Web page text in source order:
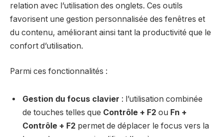
relation avec l’utilisation des onglets. Ces outils
favorisent une gestion personnalisée des fenêtres et
du contenu, améliorant ainsi tant la productivité que le
confort d’utilisation.
Parmi ces fonctionnalités :
Gestion du focus clavier : l’utilisation combinée
de touches telles que Contrôle + F2 ou Fn +
Contrôle + F2 permet de déplacer le focus vers la